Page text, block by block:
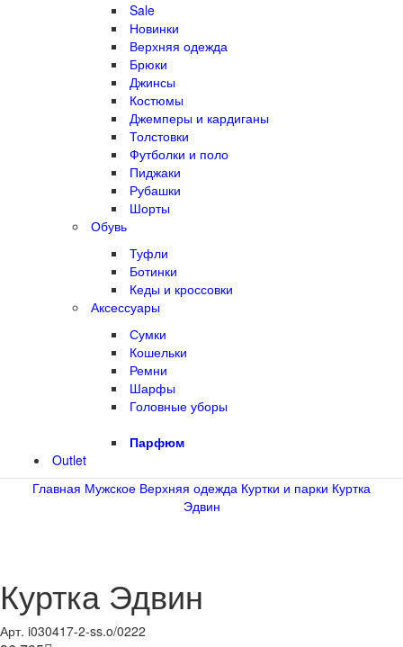
Sale
Новинки
Верхняя одежда
Брюки
Джинсы
Костюмы
Джемперы и кардиганы
Толстовки
Футболки и поло
Пиджаки
Рубашки
Шорты
Обувь
Туфли
Ботинки
Кеды и кроссовки
Аксессуары
Сумки
Кошельки
Ремни
Шарфы
Головные уборы
Парфюм
Outlet
Главная Мужское Верхняя одежда Куртки и парки Куртка
Эдвин
Куртка Эдвин
Арт. i030417-2-ss.o/0222